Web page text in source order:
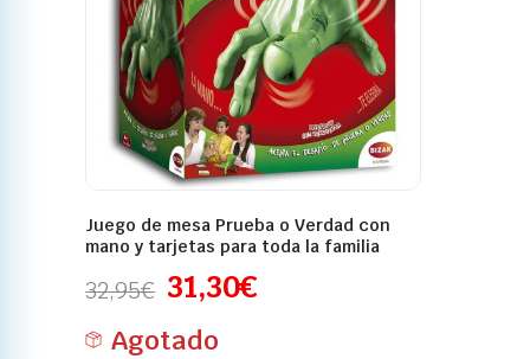
Juego de mesa Prueba o Verdad con
mano y tarjetas para toda la familia
32,95€ 31,30€
Agotado